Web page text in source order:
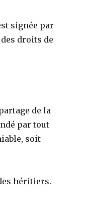
signée par
droits de
de la
par tout
soit
héritiers.